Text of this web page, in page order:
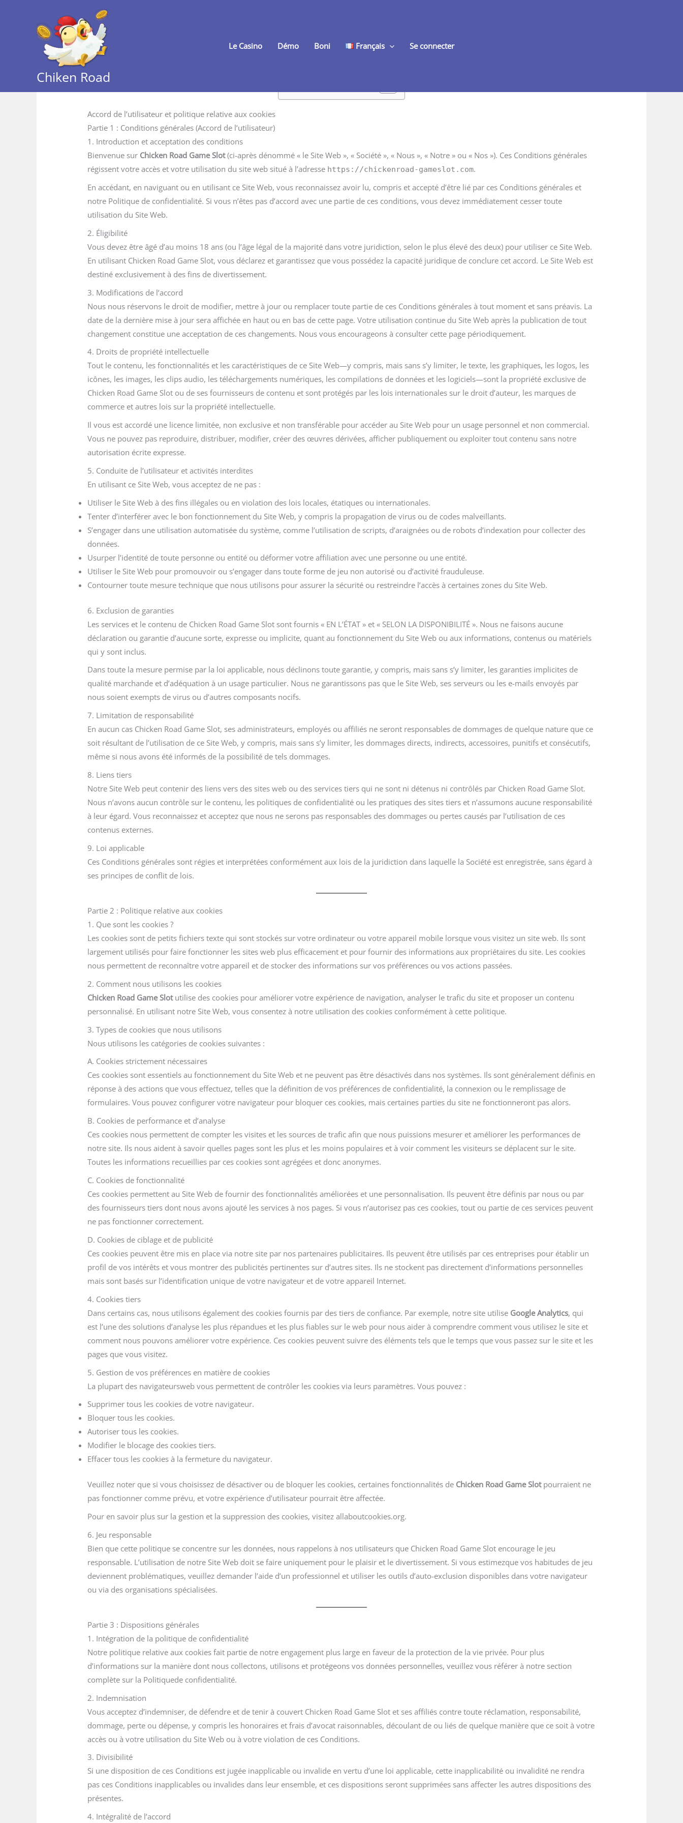
Chiken Road
Le Casino Démo Boni Français Se connecter
Accord de l’utilisateur et politique relative aux cookies
Partie 1 : Conditions générales (Accord de l’utilisateur)
1. Introduction et acceptation des conditions
Bienvenue sur Chicken Road Game Slot(ci-après dénommé « le Site Web », « Société », « Nous », « Notre » ou « Nos »). Ces Conditions générales
régissent votre accès et votre utilisation du site web situé à l’adresse https://chickenroad-gameslot.com.
En accédant, en naviguant ou en utilisant ce Site Web, vous reconnaissez avoir lu, compris et accepté d’être lié par ces Conditions générales et
notre Politique de confidentialité. Si vous n’êtes pas d’accord avec une partie de ces conditions, vous devez immédiatement cesser toute
utilisation du Site Web.
2. Éligibilité
Vous devez être âgé d’au moins 18 ans (ou l’âge légal de la majorité dans votre juridiction, selon le plus élevé des deux) pour utiliser ce Site Web.
En utilisant Chicken Road Game Slot, vous déclarez et garantissez que vous possédez la capacité juridique de conclure cet accord. Le Site Web est
destiné exclusivement à des fins de divertissement.
3. Modifications de l’accord
Nous nous réservons le droit de modifier, mettre à jour ou remplacer toute partie de ces Conditions générales à tout moment et sans préavis. La
date de la dernière mise à jour sera affichée en haut ou en bas de cette page. Votre utilisation continue du Site Web après la publication de tout
changement constitue une acceptation de ces changements. Nous vous encourageons à consulter cette page périodiquement.
4. Droits de propriété intellectuelle
Tout le contenu, les fonctionnalités et les caractéristiques de ce Site Web—y compris, mais sans s’y limiter, le texte, les graphiques, les logos, les
icônes, les images, les clips audio, les téléchargements numériques, les compilations de données et les logiciels—sont la propriété exclusive de
Chicken Road Game Slot ou de ses fournisseurs de contenu et sont protégés par les lois internationales sur le droit d’auteur, les marques de
commerce et autres lois sur la propriété intellectuelle.
Il vous est accordé une licence limitée, non exclusive et non transférable pour accéder au Site Web pour un usage personnel et non commercial.
Vous ne pouvez pas reproduire, distribuer, modifier, créer des œuvres dérivées, afficher publiquement ou exploiter tout contenu sans notre
autorisation écrite expresse.
5. Conduite de l’utilisateur et activités interdites
En utilisant ce Site Web, vous acceptez de ne pas :
Utiliser le Site Web à des fins illégales ou en violation des lois locales, étatiques ou internationales.
Tenter d’interférer avec le bon fonctionnement du Site Web, y compris la propagation de virus ou de codes malveillants.
S’engager dans une utilisation automatisée du système, comme l’utilisation de scripts, d’araignées ou de robots d’indexation pour collecter des
données.
Usurper l’identité de toute personne ou entité ou déformer votre affiliation avec une personne ou une entité.
Utiliser le Site Web pour promouvoir ou s’engager dans toute forme de jeu non autorisé ou d’activité frauduleuse.
Contourner toute mesure technique que nous utilisons pour assurer la sécurité ou restreindre l’accès à certaines zones du Site Web.
6. Exclusion de garanties
Les services et le contenu de Chicken Road Game Slot sont fournis « EN L’ÉTAT » et « SELON LA DISPONIBILITÉ ». Nous ne faisons aucune
déclaration ou garantie d’aucune sorte, expresse ou implicite, quant au fonctionnement du Site Web ou aux informations, contenus ou matériels
qui y sont inclus.
Dans toute la mesure permise par la loi applicable, nous déclinons toute garantie, y compris, mais sans s’y limiter, les garanties implicites de
qualité marchande et d’adéquation à un usage particulier. Nous ne garantissons pas que le Site Web, ses serveurs ou les e-mails envoyés par
nous soient exempts de virus ou d’autres composants nocifs.
7. Limitation de responsabilité
En aucun cas Chicken Road Game Slot, ses administrateurs, employés ou affiliés ne seront responsables de dommages de quelque nature que ce
soit résultant de l’utilisation de ce Site Web, y compris, mais sans s’y limiter, les dommages directs, indirects, accessoires, punitifs et consécutifs,
même si nous avons été informés de la possibilité de tels dommages.
8. Liens tiers
Notre Site Web peut contenir des liens vers des sites web ou des services tiers qui ne sont ni détenus ni contrôlés par Chicken Road Game Slot.
Nous n’avons aucun contrôle sur le contenu, les politiques de confidentialité ou les pratiques des sites tiers et n’assumons aucune responsabilité
à leur égard. Vous reconnaissez et acceptez que nous ne serons pas responsables des dommages ou pertes causés par l’utilisation de ces
contenus externes.
9. Loi applicable
Ces Conditions générales sont régies et interprétées conformément aux lois de la juridiction dans laquelle la Société est enregistrée, sans égard à
ses principes de conflit de lois.
Partie 2 : Politique relative aux cookies
1. Que sont les cookies ?
Les cookies sont de petits fichiers texte qui sont stockés sur votre ordinateur ou votre appareil mobile lorsque vous visitez un site web. Ils sont
largement utilisés pour faire fonctionner les sites web plus efficacement et pour fournir des informations aux propriétaires du site. Les cookies
nous permettent de reconnaître votre appareil et de stocker des informations sur vos préférences ou vos actions passées.
2. Comment nous utilisons les cookies
Chicken Road Game Slotutilise des cookies pour améliorer votre expérience de navigation, analyser le trafic du site et proposer un contenu
personnalisé. En utilisant notre Site Web, vous consentez à notre utilisation des cookies conformément à cette politique.
3. Types de cookies que nous utilisons
Nous utilisons les catégories de cookies suivantes :
A. Cookies strictement nécessaires
Ces cookies sont essentiels au fonctionnement du Site Web et ne peuvent pas être désactivés dans nos systèmes. Ils sont généralement définis en
réponse à des actions que vous effectuez, telles que la définition de vos préférences de confidentialité, la connexion ou le remplissage de
formulaires. Vous pouvez configurer votre navigateur pour bloquer ces cookies, mais certaines parties du site ne fonctionneront pas alors.
B. Cookies de performance et d’analyse
Ces cookies nous permettent de compter les visites et les sources de trafic afin que nous puissions mesurer et améliorer les performances de
notre site. Ils nous aident à savoir quelles pages sont les plus et les moins populaires et à voir comment les visiteurs se déplacent sur le site.
Toutes les informations recueillies par ces cookies sont agrégées et donc anonymes.
C. Cookies de fonctionnalité
Ces cookies permettent au Site Web de fournir des fonctionnalités améliorées et une personnalisation. Ils peuvent être définis par nous ou par
des fournisseurs tiers dont nous avons ajouté les services à nos pages. Si vous n’autorisez pas ces cookies, tout ou partie de ces services peuvent
ne pas fonctionner correctement.
D. Cookies de ciblage et de publicité
Ces cookies peuvent être mis en place via notre site par nos partenaires publicitaires. Ils peuvent être utilisés par ces entreprises pour établir un
profil de vos intérêts et vous montrer des publicités pertinentes sur d’autres sites. Ils ne stockent pas directement d’informations personnelles
mais sont basés sur l’identification unique de votre navigateur et de votre appareil Internet.
4. Cookies tiers
Dans certains cas, nous utilisons également des cookies fournis par des tiers de confiance. Par exemple, notre site utilise Google Analytics, qui
est l’une des solutions d’analyse les plus répandues et les plus fiables sur le web pour nous aider à comprendre comment vous utilisez le site et
comment nous pouvons améliorer votre expérience. Ces cookies peuvent suivre des éléments tels que le temps que vous passez sur le site et les
pages que vous visitez.
5. Gestion de vos préférences en matière de cookies
La plupart des navigateursweb vous permettent de contrôler les cookies via leurs paramètres. Vous pouvez :
Supprimer tous les cookies de votre navigateur.
Bloquer tous les cookies.
Autoriser tous les cookies.
Modifier le blocage des cookies tiers.
Effacer tous les cookies à la fermeture du navigateur.
Veuillez noter que si vous choisissez de désactiver ou de bloquer les cookies, certaines fonctionnalités de Chicken Road Game Slotpourraient ne
pas fonctionner comme prévu, et votre expérience d’utilisateur pourrait être affectée.
Pour en savoir plus sur la gestion et la suppression des cookies, visitez allaboutcookies.org.
6. Jeu responsable
Bien que cette politique se concentre sur les données, nous rappelons à nos utilisateurs que Chicken Road Game Slot encourage le jeu
responsable. L’utilisation de notre Site Web doit se faire uniquement pour le plaisir et le divertissement. Si vous estimezque vos habitudes de jeu
deviennent problématiques, veuillez demander l’aide d’un professionnel et utiliser les outils d’auto-exclusion disponibles dans votre navigateur
ou via des organisations spécialisées.
Partie 3 : Dispositions générales
1. Intégration de la politique de confidentialité
Notre politique relative aux cookies fait partie de notre engagement plus large en faveur de la protection de la vie privée. Pour plus
d’informations sur la manière dont nous collectons, utilisons et protégeons vos données personnelles, veuillez vous référer à notre section
complète sur la Politiquede confidentialité.
2. Indemnisation
Vous acceptez d’indemniser, de défendre et de tenir à couvert Chicken Road Game Slot et ses affiliés contre toute réclamation, responsabilité,
dommage, perte ou dépense, y compris les honoraires et frais d’avocat raisonnables, découlant de ou liés de quelque manière que ce soit à votre
accès ou à votre utilisation du Site Web ou à votre violation de ces Conditions.
3. Divisibilité
Si une disposition de ces Conditions est jugée inapplicable ou invalide en vertu d’une loi applicable, cette inapplicabilité ou invalidité ne rendra
pas ces Conditions inapplicables ou invalides dans leur ensemble, et ces dispositions seront supprimées sans affecter les autres dispositions des
présentes.
4. Intégralité de l’accord